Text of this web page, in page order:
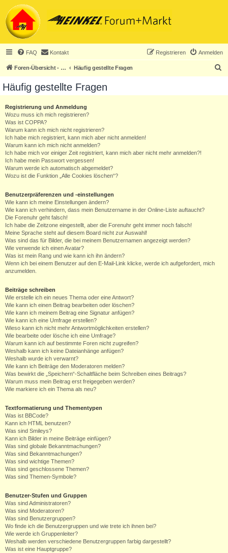
FAQ Kontakt Anmelden
Registrieren
Foren-Übersicht - ACHTUNG! Neuregistrierung nur noch für Heinkel-Club-Mitglieder! Häufig gestellte Fragen
Häufig gestellte Fragen
Registrierung und Anmeldung
Wozu muss ich mich registrieren?
Was ist COPPA?
Warum kann ich mich nicht registrieren?
Ich habe mich registriert, kann mich aber nicht anmelden!
Warum kann ich mich nicht anmelden?
Ich habe mich vor einiger Zeit registriert, kann mich aber nicht mehr anmelden?!
Ich habe mein Passwort vergessen!
Warum werde ich automatisch abgemeldet?
Wozu ist die Funktion „Alle Cookies löschen“?
Benutzerpräferenzen und -einstellungen
Wie kann ich meine Einstellungen ändern?
Wie kann ich verhindern, dass mein Benutzername in der Online-Liste auftaucht?
Die Forenuhr geht falsch!
Ich habe die Zeitzone eingestellt, aber die Forenuhr geht immer noch falsch!
Meine Sprache steht auf diesem Board nicht zur Auswahl!
Was sind das für Bilder, die bei meinem Benutzernamen angezeigt werden?
Wie verwende ich einen Avatar?
Was ist mein Rang und wie kann ich ihn ändern?
Wenn ich bei einem Benutzer auf den E-Mail-Link klicke, werde ich aufgefordert, mich
anzumelden.
Beiträge schreiben
Wie erstelle ich ein neues Thema oder eine Antwort?
Wie kann ich einen Beitrag bearbeiten oder löschen?
Wie kann ich meinem Beitrag eine Signatur anfügen?
Wie kann ich eine Umfrage erstellen?
Wieso kann ich nicht mehr Antwortmöglichkeiten erstellen?
Wie bearbeite oder lösche ich eine Umfrage?
Warum kann ich auf bestimmte Foren nicht zugreifen?
Weshalb kann ich keine Dateianhänge anfügen?
Weshalb wurde ich verwarnt?
Wie kann ich Beiträge den Moderatoren melden?
Was bewirkt die „Speichern“-Schaltfläche beim Schreiben eines Beitrags?
Warum muss mein Beitrag erst freigegeben werden?
Wie markiere ich ein Thema als neu?
Textformatierung und Thementypen
Was ist BBCode?
Kann ich HTML benutzen?
Was sind Smileys?
Kann ich Bilder in meine Beiträge einfügen?
Was sind globale Bekanntmachungen?
Was sind Bekanntmachungen?
Was sind wichtige Themen?
Was sind geschlossene Themen?
Was sind Themen-Symbole?
Benutzer-Stufen und Gruppen
Was sind Administratoren?
Was sind Moderatoren?
Was sind Benutzergruppen?
Wo finde ich die Benutzergruppen und wie trete ich ihnen bei?
Wie werde ich Gruppenleiter?
Weshalb werden verschiedene Benutzergruppen farbig dargestellt?
Was ist eine Hauptgruppe?